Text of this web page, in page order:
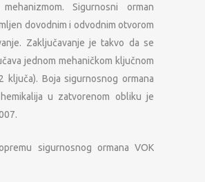
Sigurnosni orman
dovodnim i odvodnim otvorom
Zaključavanje je takvo da se
jednom mehaničkom ključnom
ključa). Boja sigurnosnog ormana
u zatvorenom obliku je
sigurnosnog ormana VOK